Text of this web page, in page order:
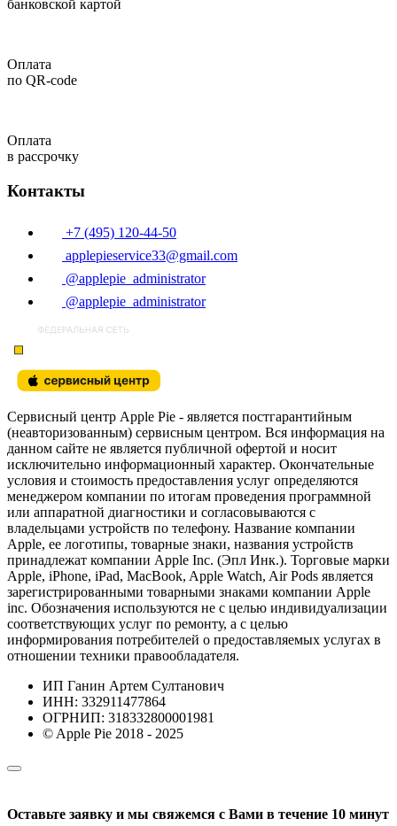
банковской картой
Оплата
по QR-code
Оплата
в рассрочку
Контакты
+7 (495) 120-44-50
applepieservice33@gmail.com
@applepie_administrator
@applepie_administrator
Сервисный центр Apple Pie - является постгарантийным
(неавторизованным) сервисным центром. Вся информация на
данном сайте не является публичной офертой и носит
исключительно информационный характер. Окончательные
условия и стоимость предоставления услуг определяются
менеджером компании по итогам проведения программной
или аппаратной диагностики и согласовываются с
владельцами устройств по телефону. Название компании
Apple, ее логотипы, товарные знаки, названия устройств
принадлежат компании Apple Inc. (Эпл Инк.). Торговые марки
Apple, iPhone, iPad, MacBook, Apple Watch, Air Pods является
зарегистрированными товарными знаками компании Apple
inc. Обозначения используются не с целью индивидуализации
соответствующих услуг по ремонту, а с целью
информирования потребителей о предоставляемых услугах в
отношении техники правообладателя.
ИП Ганин Артем Султанович
ИНН: 332911477864
ОГРНИП: 318332800001981
© Apple Pie 2018 - 2025
Оставьте заявку и мы свяжемся с Вами в течение 10 минут